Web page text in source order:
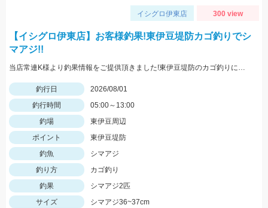
イシグロ伊東店 300 view
【イシグロ伊東店】お客様釣果!東伊豆堤防カゴ釣りでシ
マアジ!!
当店常連K様より釣果情報をご提供頂きました!東伊豆堤防のカゴ釣りにてシマアジをキャッチ!!おめでとうございます^^
釣行日
2026/08/01
釣行時間
05:00～13:00
釣場
東伊豆周辺
ポイント
東伊豆堤防
釣魚
シマアジ
釣り方
カゴ釣り
釣果
シマアジ2匹
サイズ
シマアジ36~37cm